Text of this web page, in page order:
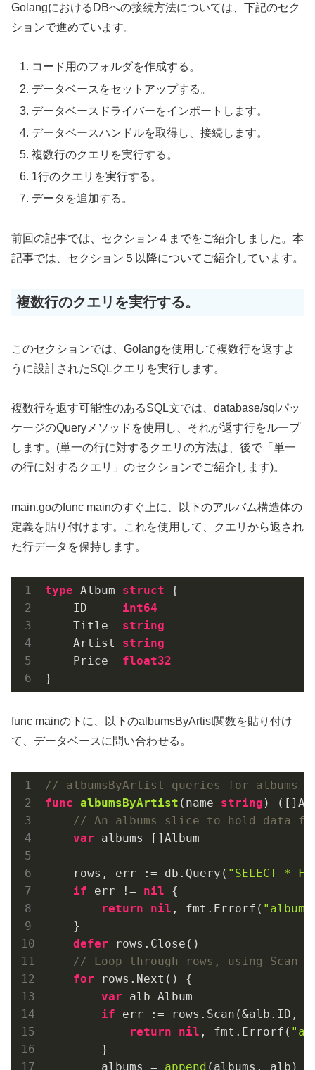
GolangにおけるDBへの接続方法については、下記のセク
ションで進めています。
コード用のフォルダを作成する。
データベースをセットアップする。
データベースドライバーをインポートします。
データベースハンドルを取得し、接続します。
複数行のクエリを実行する。
1行のクエリを実行する。
データを追加する。
前回の記事では、セクション４までをご紹介しました。本
記事では、セクション５以降についてご紹介しています。
複数行のクエリを実行する。
このセクションでは、Golangを使用して複数行を返すよ
うに設計されたSQLクエリを実行します。
複数行を返す可能性のあるSQL文では、database/sqlパッ
ケージのQueryメソッドを使用し、それが返す行をループ
します。(単一の行に対するクエリの方法は、後で「単一
の行に対するクエリ」のセクションでご紹介します)。
main.goのfunc mainのすぐ上に、以下のアルバム構造体の
定義を貼り付けます。これを使用して、クエリから返され
た行データを保持します。
type Album struct {
    ID
int64
    Title
string
    Artist
string
    Price
float32
}
func mainの下に、以下のalbumsByArtist関数を貼り付け
て、データベースに問い合わせる。
// albumsByArtist queries for albums
func albumsByArtist (name string )
// An albums slice to hold data
var albums []Album
    rows, err := db.Query(
"SELECT *
if err != nil {
return
nil , fmt.Errorf(
    }
defer rows.Close()
// Loop through rows, using
for rows.Next() {
var alb Album
if err :=
return
nil , fmt.Errorf(
        }
        albums =
append (albums, alb)